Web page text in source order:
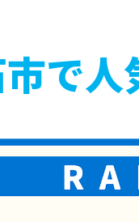
で人